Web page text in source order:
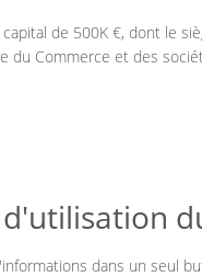
de 500K €, dont le
du Commerce et des
dans un seul